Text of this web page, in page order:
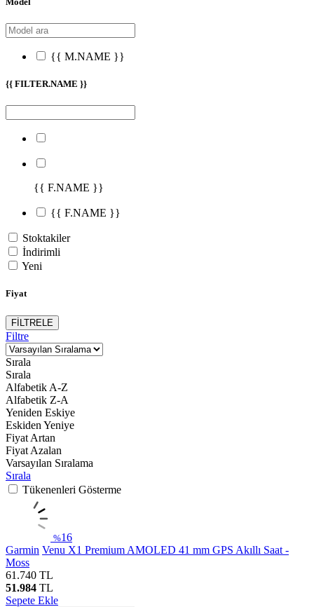
{{ M.NAME }}
{{ FILTER.NAME }}
{{ F.NAME }}
{{ F.NAME }}
Stoktakiler
İndirimli
Yeni
Fiyat
FİLTRELE
Filtre
Sırala
Sırala
Alfabetik A-Z
Alfabetik Z-A
Yeniden Eskiye
Eskiden Yeniye
Fiyat Artan
Fiyat Azalan
Varsayılan Sıralama
Sırala
Tükenenleri Gösterme
%16
Garmin Venu X1 Premium AMOLED 41 mm GPS Akıllı Saat -
Moss
61.740 TL
51.984 TL
Sepete Ekle